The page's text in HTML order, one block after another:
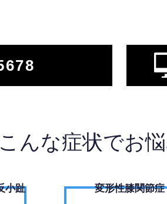
んな症状でお
小趾 変形性膝関節症